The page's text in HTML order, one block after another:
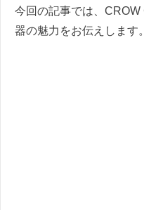
今回の記事では、
器の魅力をお伝えします。